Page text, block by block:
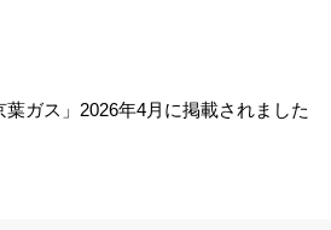
葉ガス」2026年4月に掲載されました